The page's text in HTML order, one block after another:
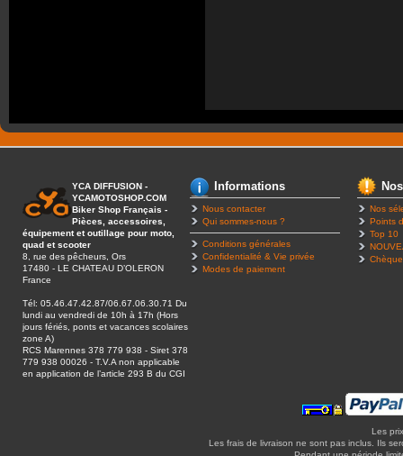
YCA DIFFUSION -
YCAMOTOSHOP.COM
Biker Shop Français -
Pièces, accessoires,
équipement et outillage pour moto,
quad et scooter
8, rue des pêcheurs, Ors
17480 - LE CHATEAU D’OLERON
France
Tél: 05.46.47.42.87/06.67.06.30.71 Du
lundi au vendredi de 10h à 17h (Hors
jours fériés, ponts et vacances scolaires
zone A)
RCS Marennes 378 779 938 - Siret 378
779 938 00026 - T.V.A non applicable
en application de l’article 293 B du CGI
Informations
Nous contacter
Qui sommes-nous ?
Conditions générales
Confidentialité & Vie privée
Modes de paiement
Nos
Points
Top 10
Les
Les frais de livraison ne sont pas inclus. Ils